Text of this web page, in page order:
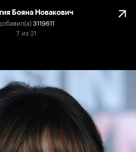
Бояна Новакович
3119611
7 из 21